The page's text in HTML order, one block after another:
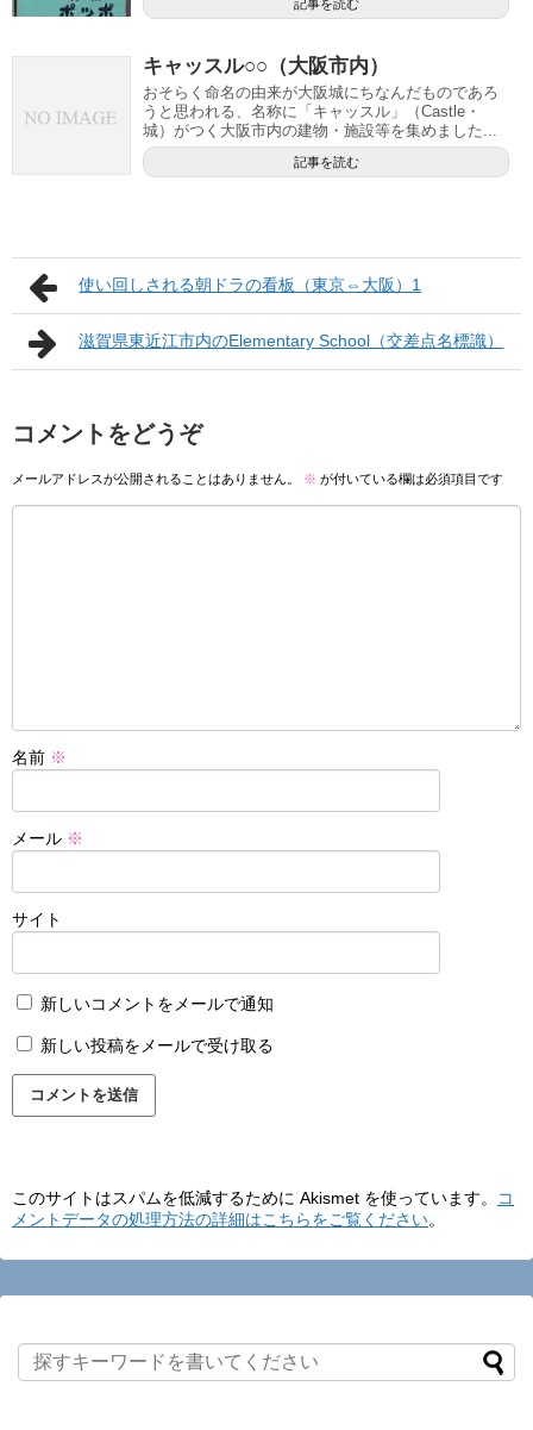
記事を読む
キャッスル○○（大阪市内）
おそらく命名の由来が大阪城にちなんだものであろ
うと思われる、名称に「キャッスル」（Castle・
城）がつく大阪市内の建物・施設等を集めました...
記事を読む
使い回しされる朝ドラの看板（東京⇔大阪）1
滋賀県東近江市内のElementary School（交差点名標識）
コメントをどうぞ
メールアドレスが公開されることはありません。 ※ が付いている欄は必須項目です
名前 ※
メール ※
サイト
新しいコメントをメールで通知
新しい投稿をメールで受け取る
このサイトはスパムを低減するために Akismet を使っています。
コ
メントデータの処理方法の詳細はこちらをご覧ください。